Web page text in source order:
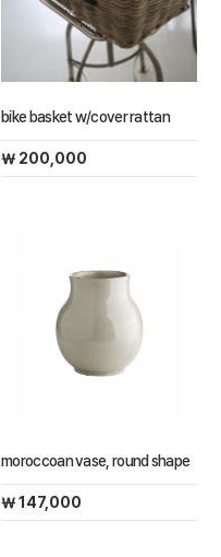
bike basket w/cover rattan
￦ 200,000
moroccoan vase, round shape
￦ 147,000